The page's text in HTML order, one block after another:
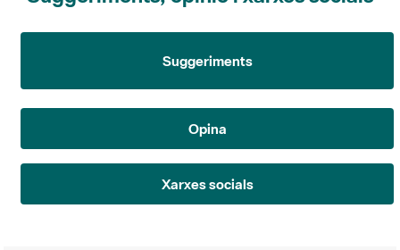
Suggeriments
Opina
Xarxes socials